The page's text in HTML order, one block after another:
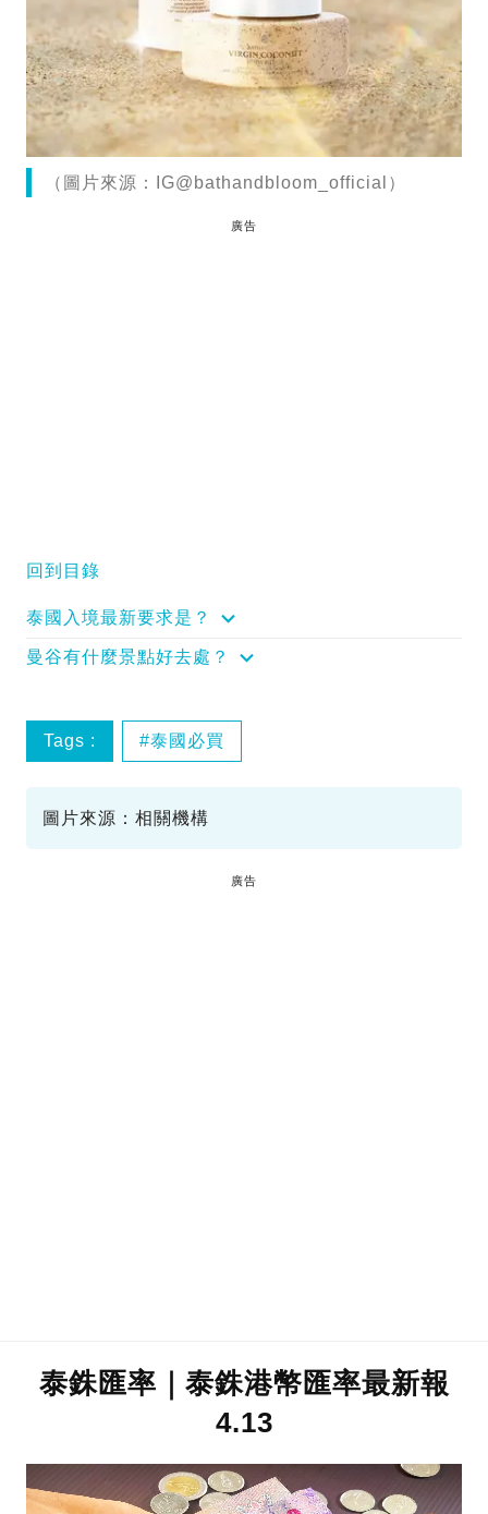
（圖片來源：IG@bathandbloom_official）
廣告
回到目錄
泰國入境最新要求是？
曼谷有什麼景點好去處？
Tags : 泰國必買
圖片來源：相關機構
廣告
泰銖匯率｜泰銖港幣匯率最新報
4.13